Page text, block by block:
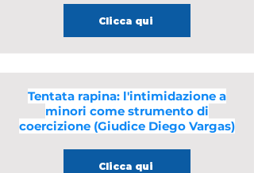
Clicca qui
Tentata rapina: l'intimidazione a
minori come strumento di
coercizione (Giudice Diego Vargas)
Clicca qui